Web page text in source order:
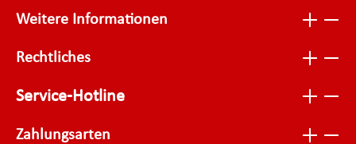
Weitere Informationen
Rechtliches
Service-Hotline
Zahlungsarten